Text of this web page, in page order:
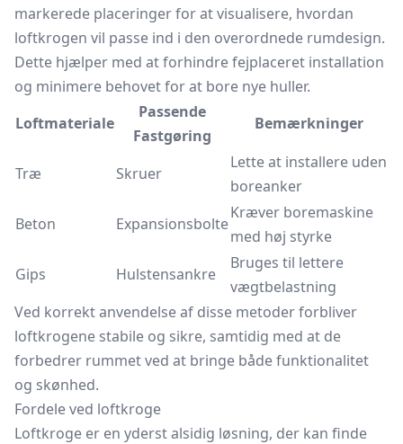
markerede placeringer for at visualisere, hvordan
loftkrogen vil passe ind i den overordnede rumdesign.
Dette hjælper med at forhindre fejplaceret installation
og minimere behovet for at bore nye huller.
Loftmateriale
Passende
Fastgøring
Bemærkninger
Træ Skruer
Lette at installere uden
boreanker
Beton
Expansionsbolte
Kræver boremaskine
med høj styrke
Gips
Hulstensankre
Bruges til lettere
vægtbelastning
Ved korrekt anvendelse af disse metoder forbliver
loftkrogene stabile og sikre, samtidig med at de
forbedrer rummet ved at bringe både funktionalitet
og skønhed.
Fordele ved loftkroge
Loftkroge er en yderst alsidig løsning, der kan finde